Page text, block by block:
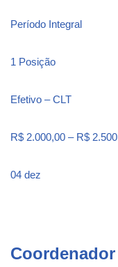
Período Integral
1 Posição
Efetivo – CLT
R$ 2.000,00 – R$
04 dez